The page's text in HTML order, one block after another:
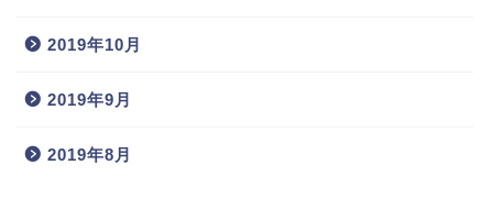
2019年10月
2019年9月
2019年8月